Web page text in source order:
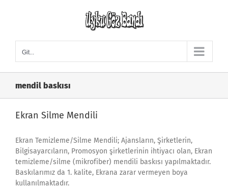
Git...
mendil baskısı
Ekran Silme Mendili
Ekran Temizleme/Silme Mendili; Ajansların, Şirketlerin,
Bilgisayarcıların, Promosyon şirketlerinin ihtiyacı olan, Ekran
temizleme/silme (mikrofiber) mendili baskısı yapılmaktadır.
Baskılarımız da 1. kalite, Ekrana zarar vermeyen boya
kullanılmaktadır.